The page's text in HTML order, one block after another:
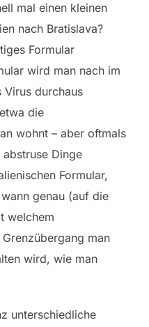
mal einen kleinen
nach Bratislava?
Formular
wird man nach im
Virus durchaus
die
wohnt – aber oftmals
Dinge
Formular,
genau (auf die
welchem
man
wird, wie man
unterschiedliche